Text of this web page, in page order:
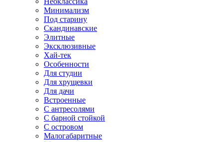
Минимализм
Под старину
Скандинавские
Элитные
Эксклюзивные
Хай-тек
Особенности
Для студии
Для хрущевки
Для дачи
Встроенные
С антресолями
С барной стойкой
С островом
Малогабаритные